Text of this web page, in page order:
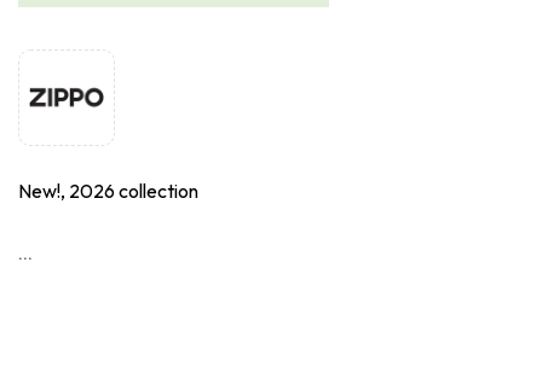
New!, 2026 collection
...